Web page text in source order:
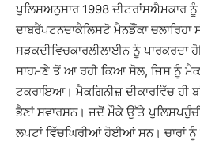
ਪੁਲਿਸਅਨੁਸਾਰ 1998 ਦੀਟਰਾਂਸਐਮਕਾਰ ਨੂੰ
ਦਾਬਰੈਂਪਟਨਦਾਕੈਲਿਸਟੋ ਮੈਨਡੌਂਕਾ ਚਲਾਰਿਹਾ
ਸੜਕਦੀਵਿਚਕਾਰਲੀਲਾਈਨ ਨੂੰ
ਸਾਹਮਣੇ ਤੋਂ ਆ ਰਹੀ ਕਿਆ ਸੋਲ, ਜਿਸ ਨੂੰ
ਟਕਰਾਇਆ। ਮੈਕਗਿਨੀਜ਼ ਦੀਕਾਰਵਿੱਚ ਹੀ
ਭੈਣਾਂ ਸਵਾਰਸਨ। ਜਦੋਂ ਮੌਕੇ ਉੱਤੇ
ਲਪਟਾਂ ਵਿੱਚਘਿਰੀਆਂ ਹੋਈਆਂ ਸਨ। ਚਾਰਾਂ